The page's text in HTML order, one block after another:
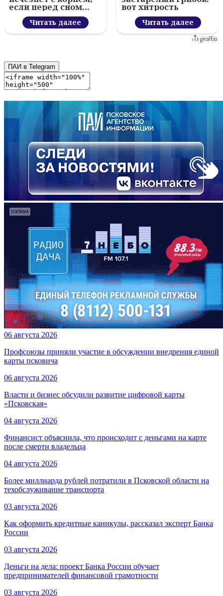
если перед сном…
Читать далее
вот хитрость
Читать далее
ПАИ в Telegram
06 августа 2026
Профсоюзы приняли участие в обсуждении внедрения единой
карты псковича
06 августа 2026
Власти и бизнес обсудили развитие цифровой карты
«Псковская»
04 августа 2026
Финансист объяснила, что происходит с деньгами на карте
после смерти владельца
04 августа 2026
Более миллиарда рублей потратили в Псковской области на
техобслуживание транспорта
03 августа 2026
Как оформить кредитные каникулы, рассказал эксперт Банка
России
03 августа 2026
Деньги на дела: проект Банка России обучает
предпринимателей финансовой грамотности
03 августа 2026